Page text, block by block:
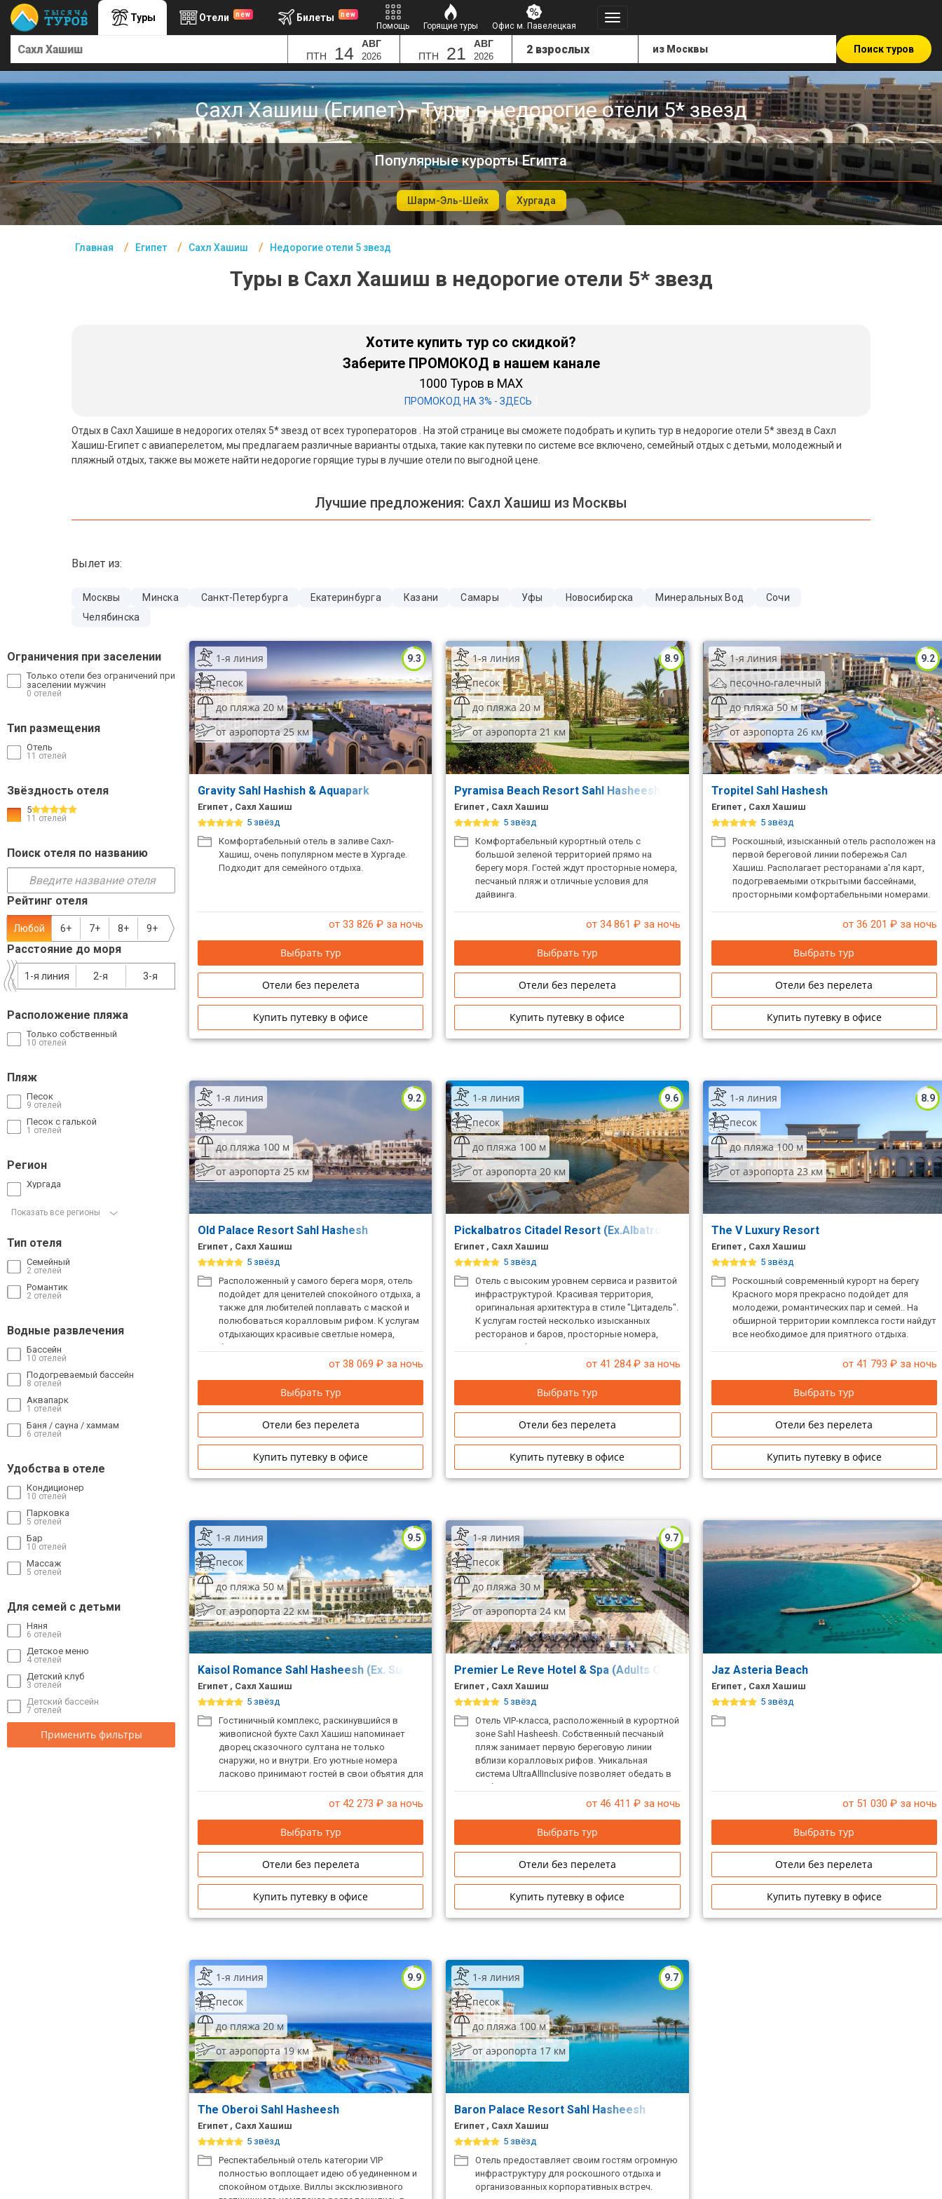
Туры Отели new Билеты new
Помощь Горящие туры Офис м. Павелецкая
ПТН 14 АВГ
2026 ПТН 21 АВГ
2026
Поиск туров
Сахл Хашиш (Египет) - Туры в недорогие отели 5* звезд
Популярные курорты Египта
Шарм-Эль-Шейх Хургада
Главная Египет Сахл Хашиш Недорогие отели 5 звезд
Туры в Сахл Хашиш в недорогие отели 5* звезд
Хотите купить тур со скидкой?
Заберите ПРОМОКОД в нашем канале
1000 Туров в MAX
ПРОМОКОД НА 3% - ЗДЕСЬ
Отдых в Сахл Хашише в недорогих отелях 5* звезд от всех туроператоров . На этой странице вы сможете подобрать и купить тур в недорогие отели 5* звезд в Сахл
Хашиш-Египет с авиаперелетом, мы предлагаем различные варианты отдыха, такие как путевки по системе все включено, семейный отдых с детьми, молодежный и
пляжный отдых, также вы можете найти недорогие горящие туры в лучшие отели по выгодной цене.
Лучшие предложения: Сахл Хашиш из Москвы
Вылет из:
Москвы Минска Санкт-Петербурга Екатеринбурга Казани Самары Уфы Новосибирска Минеральных Вод
Сочи
Челябинска
Ограничения при заселении
Только отели без ограничений при
заселении мужчин
0 отелей
Тип размещения
Отель
11 отелей
Звёздность отеля
5
11 отелей
Поиск отеля по названию
Рейтинг отеля
Любой 6+ 7+ 8+ 9+
Расстояние до моря
3-я
2-я
1-я линия
Расположение пляжа
Только собственный
10 отелей
Пляж
Песок
9 отелей
Песок с галькой
1 отелей
Регион
Хургада
Показать все регионы
Тип отеля
Семейный
2 отелей
Романтик
2 отелей
Водные развлечения
Бассейн
10 отелей
Подогреваемый бассейн
8 отелей
Аквапарк
1 отелей
Баня / сауна / хаммам
6 отелей
Удобства в отеле
Кондиционер
10 отелей
Парковка
5 отелей
Бар
10 отелей
Массаж
5 отелей
Для семей с детьми
Няня
6 отелей
Детское меню
4 отелей
Детский клуб
3 отелей
Детский бассейн
7 отелей
Применить фильтры
9.3
1-я линия
песок
до пляжа 20 м
от аэропорта 25 км
Gravity Sahl Hashish & Aquapark
Египет , Сахл Хашиш
5 звёзд
Комфортабельный отель в заливе Сахл-
Хашиш, очень популярном месте в Хургаде.
Подходит для семейного отдыха.
от 33 826 ₽ за ночь
Выбрать тур
Отели без перелета
Купить путевку в офисе
8.9
1-я линия
песок
до пляжа 20 м
от аэропорта 21 км
Pyramisa Beach Resort Sahl Hasheesh (Ex. Otium Pyramisa Beach Resort)
Египет , Сахл Хашиш
5 звёзд
Комфортабельный курортный отель с
большой зеленой территорией прямо на
берегу моря. Гостей ждут просторные номера,
песчаный пляж и отличные условия для
дайвинга.
от 34 861 ₽ за ночь
Выбрать тур
Отели без перелета
Купить путевку в офисе
9.2
1-я линия
песочно-галечный
до пляжа 50 м
от аэропорта 26 км
Tropitel Sahl Hashesh
Египет , Сахл Хашиш
5 звёзд
Роскошный, изысканный отель расположен на
первой береговой линии побережья Сал
Хашиш. Располагает ресторанами а'ля карт,
подогреваемыми открытыми бассейнами,
просторными комфортабельными номерами.
от 36 201 ₽ за ночь
Выбрать тур
Отели без перелета
Купить путевку в офисе
9.2
1-я линия
песок
до пляжа 100 м
от аэропорта 25 км
Old Palace Resort Sahl Hashesh
Египет , Сахл Хашиш
5 звёзд
Расположенный у самого берега моря, отель
подойдет для ценителей спокойного отдыха, а
также для любителей поплавать с маской и
полюбоваться коралловым рифом. К услугам
отдыхающих красивые светлые номера,
большинство из которых имеют вид на море.
от 38 069 ₽ за ночь
Выбрать тур
Отели без перелета
Купить путевку в офисе
9.6
1-я линия
песок
до пляжа 100 м
от аэропорта 20 км
Pickalbatros Citadel Resort (Ex.Albatros Citadel)
Египет , Сахл Хашиш
5 звёзд
Отель с высоким уровнем сервиса и развитой
инфраструктурой. Красивая территория,
оригинальная архитектура в стиле "Цитадель".
К услугам гостей несколько изысканных
ресторанов и баров, просторные номера,
открытые бассейны и SPA-центр.
от 41 284₽ за ночь
Выбрать тур
Отели без перелета
Купить путевку в офисе
8.9
1-я линия
песок
до пляжа 100 м
от аэропорта 23 км
The V Luxury Resort
Египет , Сахл Хашиш
5 звёзд
Роскошный современный курорт на берегу
Красного моря прекрасно подойдет для
молодежи, романтических пар и семей.. На
обширной территории комплекса гости найдут
все необходимое для приятного отдыха.
взрослых, особенно для любителей водных
выбор ресторанов, где можно отведать
блюда мировых кухонь, в барах подают
освежающие коктейли.
от 41 793 ₽ за ночь
Выбрать тур
Отели без перелета
Купить путевку в офисе
9.5
1-я линия
песок
до пляжа 50 м
от аэропорта 22 км
Kaisol Romance Sahl Hasheesh (Ex. Sunrise Romance Resort) (Adults Only 16+)
Египет , Сахл Хашиш
5 звёзд
Гостиничный комплекс, раскинувшийся в
живописной бухте Сахл Хашиш напоминает
дворец сказочного султана не только
снаружи, но и внутри. Его уютные номера
ласково принимают гостей в свои объятия для
собственном пляже отеля. Отель не
от 42 273 ₽ за ночь
Выбрать тур
Отели без перелета
Купить путевку в офисе
9.7
1-я линия
песок
до пляжа 30 м
от аэропорта 24 км
Premier Le Reve Hotel & Spa (Adults Only 16+)
Египет , Сахл Хашиш
5 звёзд
Отель VIP-класса, расположенный в курортной
зоне Sahl Hasheesh. Собственный песчаный
пляж занимает первую береговую линии
вблизи коралловых рифов. Уникальная
система UltraAllInclusive позволяет обедать в
любом их шести ресторанов, наслаждаясь
расслабляющими напитками иот 46 411 ₽ за ночь
Выбрать тур
Отели без перелета
Купить путевку в офисе
Jaz Asteria Beach
Египет , Сахл Хашиш
5 звёзд
от 51 030 ₽ за ночь
Выбрать тур
Отели без перелета
Купить путевку в офисе
9.9
1-я линия
песок
до пляжа 20 м
от аэропорта 19 км
The Oberoi Sahl Hasheesh
Египет , Сахл Хашиш
5 звёзд
Респектабельный отель категории VIP
полностью воплощает идею об уединенном и
спокойном отдыхе. Виллы эксклюзивного
9.7
1-я линия
песок
до пляжа 100 м
от аэропорта 17 км
Baron Palace Resort Sahl Hasheesh
Египет , Сахл Хашиш
5 звёзд
Отель предоставляет своим гостям огромную
инфраструктуру для роскошного отдыха и
организованных корпоративных встреч.
Главная
Офис г. Москва
Помощь
Подборки отелей
Турция
Таиланд
ОАЭ
Северный Гоа
Южный Гоа
Кав Мин Воды
Экскурсионные туры
VIP отели 5 звезд
ТОП 10 недорогих отелей
Лучшие отели 4* звезды
Недорогие отели 4*
Лучшие отели 3* звезды
Сетевые отели Египта
Сетевые отели ОАЭ
Сетевые отели Таиланда
Сетевые отели Вьетнама
Сетевые отели Мальдив
Сетевые отели Бали
Сетевые отели Маврикия